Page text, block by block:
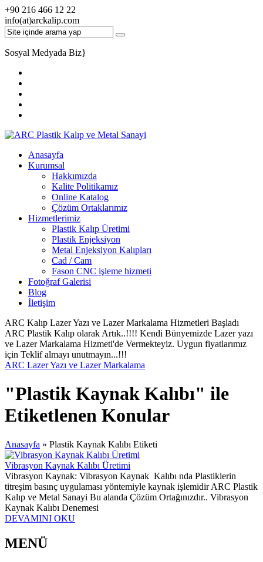
+90 216 466 12 22
info(at)arckalip.com
Sosyal Medyada Biz}
Anasayfa
Kurumsal
Hakkımızda
Kalite Politikamız
Online Katalog
Çözüm Ortaklarımız
Hizmetlerimiz
Plastik Kalıp Üretimi
Plastik Enjeksiyon
Metal Enjeksiyon Kalıpları
Cad / Cam
Fason CNC işleme hizmeti
Fotoğraf Galerisi
Blog
İletişim
ARC Kalıp Lazer Yazı ve Lazer Markalama Hizmetleri Başladı
ARC Plastik Kalıp olarak Artık..!!!! Kendi Bünyemizde Lazer yazı
ve Lazer Markalama Hizmeti'de Vermekteyiz. Uygun fiyatlarımız
için Teklif almayı unutmayın...!!!
ARC Lazer Yazı ve Lazer Markalama
"Plastik Kaynak Kalıbı" ile
Etiketlenen Konular
Anasayfa » Plastik Kaynak Kalıbı Etiketi
Vibrasyon Kaynak Kalıbı Üretimi
Vibrasyon Kaynak: Vibrasyon Kaynak Kalıbı nda Plastiklerin
titreşim basınç uygulaması yöntemiyle kaynak işlemidir ARC Plastik
Kalıp ve Metal Sanayi Bu alanda Çözüm Ortağınızdır.. Vibrasyon
Kaynak Kalıbı Denemesi
DEVAMINI OKU
MENÜ